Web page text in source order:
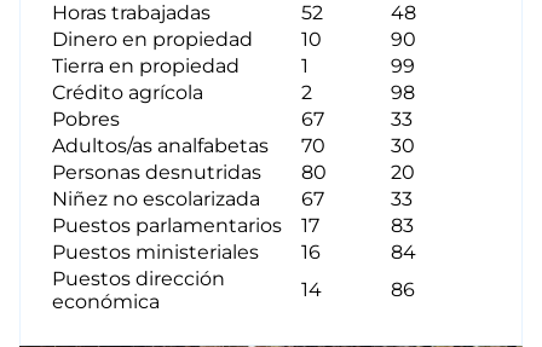
Horas trabajadas
52
48
Dinero en propiedad
10
90
Tierra en propiedad
1
99
Crédito agrícola
2
98
Pobres
67
33
Adultos/as analfabetas
70
30
Personas desnutridas
80
20
Niñez no escolarizada
67
33
Puestos parlamentarios
17
83
Puestos ministeriales
16
84
Puestos dirección
económica
14 86